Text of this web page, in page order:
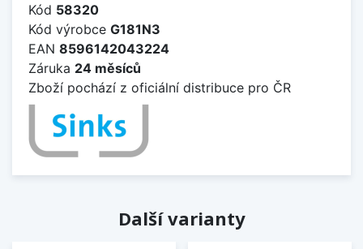
Kód 58320
Kód výrobce G181N3
EAN 8596142043224
Záruka 24 měsíců
Zboží pochází z oficiální distribuce pro ČR
Další varianty